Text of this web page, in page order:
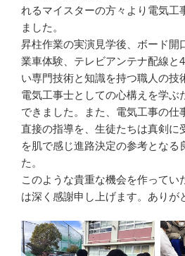
れるマイスターの方々より電気工
ました。
昇柱作業の実演見学後、ボード開
業車体験、テレビアンテナ配線と
い専門技術と知識を持つ職人の技
電気工事士としての心構えを学ぶ
できました。また、電気工事の仕
直接の指導を、生徒たちは真剣に
を肌で感じ進路決定の参考となる
た。
このような貴重な機会を作ってい
は深く感謝申し上げます。ありが